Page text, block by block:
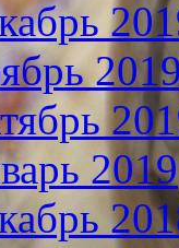
2019